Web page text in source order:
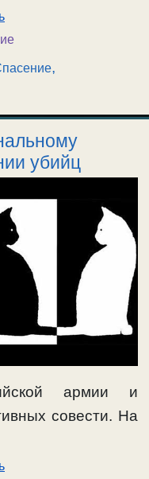
,
убийц
армии и
совести. На